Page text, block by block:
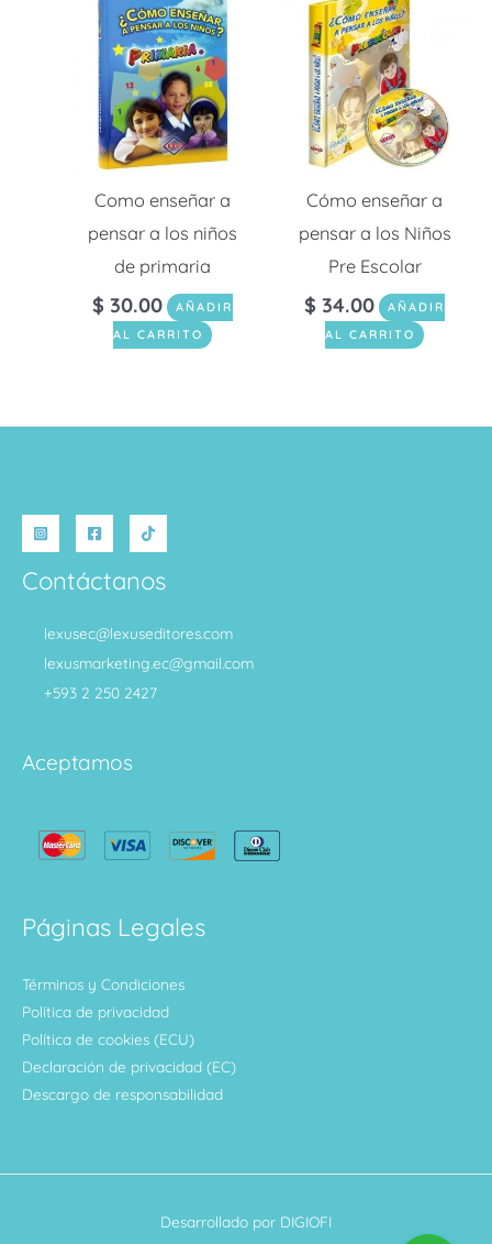
Como enseñar a
pensar a los niños
de primaria
$ 30.00
AÑADIR
AL CARRITO
Cómo enseñar a
pensar a los Niños
Pre Escolar
$ 34.00
AÑADIR
AL CARRITO
Contáctanos
lexusec@lexuseditores.com
lexusmarketing.ec@gmail.com
+593 2 250 2427
Aceptamos
Páginas Legales
Términos y Condiciones
Política de privacidad
Política de cookies (ECU)
Declaración de privacidad (EC)
Descargo de responsabilidad
Desarrollado por DIGIOFI